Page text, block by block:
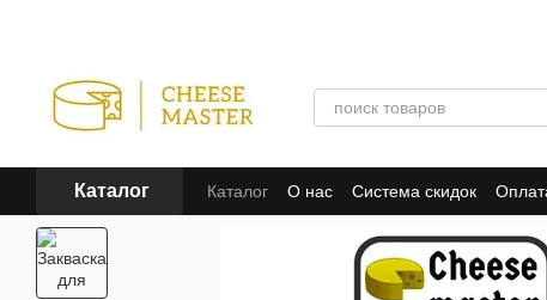
Каталог Каталог О нас Система скидок
Отзывы о магазине